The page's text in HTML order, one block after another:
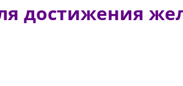
достижения